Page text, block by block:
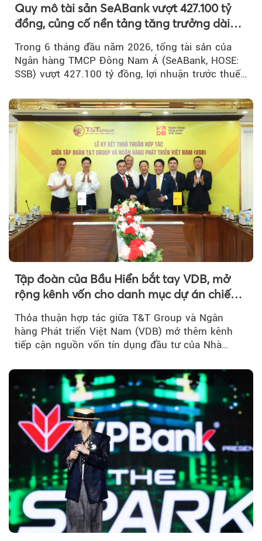
Quy mô tài sản SeABank vượt 427.100 tỷ
đồng, củng cố nền tảng tăng trưởng dài
Trong 6 tháng đầu năm 2026, tổng tài sản của
Ngân hàng TMCP Đông Nam Á (SeABank, HOSE:
SSB) vượt 427.100 tỷ đồng, lợi nhuận trước thuế
Tập đoàn của Bầu Hiển bắt tay VDB, mở
rộng kênh vốn cho danh mục dự án chiến
Thỏa thuận hợp tác giữa T&T Group và Ngân
hàng Phát triển Việt Nam (VDB) mở thêm kênh
tiếp cận nguồn vốn tín dụng đầu tư của Nhà